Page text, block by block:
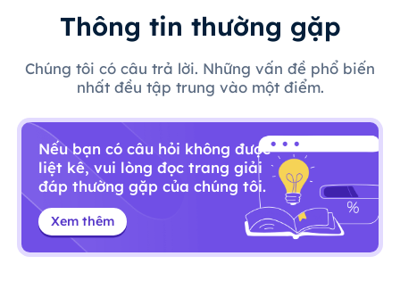
Thông tin thường gặp
Chúng tôi có câu trả lời. Những vấn đề phổ biến
nhất đều tập trung vào một điểm.
Nếu bạn có câu hỏi không được
liệt kê, vui lòng đọc trang giải
đáp thường gặp của chúng tôi.
Xem thêm